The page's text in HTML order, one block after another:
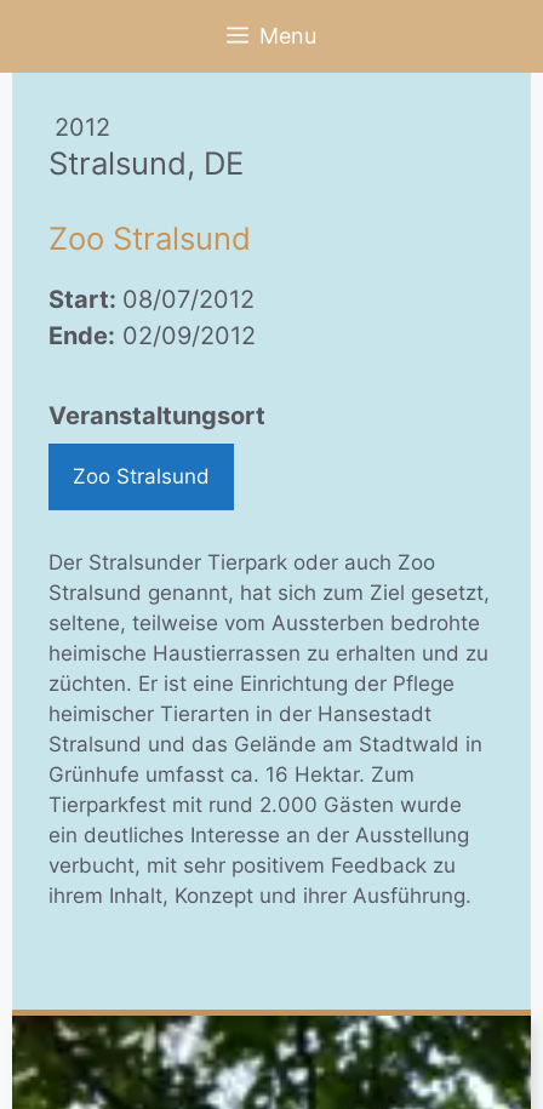
springen
Menu
2012
Stralsund, DE
Zoo Stralsund
Start: 08/07/2012
Ende: 02/09/2012
Veranstaltungsort
Zoo Stralsund
Der Stralsunder Tierpark oder auch Zoo
Stralsund genannt, hat sich zum Ziel gesetzt,
seltene, teilweise vom Aussterben bedrohte
heimische Haustierrassen zu erhalten und zu
züchten. Er ist eine Einrichtung der Pflege
heimischer Tierarten in der Hansestadt
Stralsund und das Gelände am Stadtwald in
Grünhufe umfasst ca. 16 Hektar. Zum
Tierparkfest mit rund 2.000 Gästen wurde
ein deutliches Interesse an der Ausstellung
verbucht, mit sehr positivem Feedback zu
ihrem Inhalt, Konzept und ihrer Ausführung.